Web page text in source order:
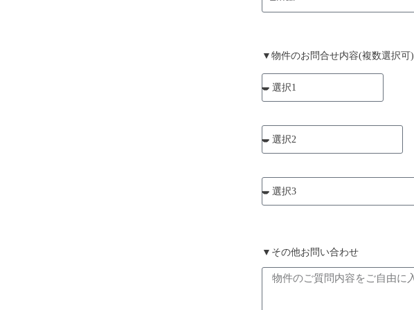
▼物件のお問合せ内容(複数選択可)
▼その他お問い合わせ